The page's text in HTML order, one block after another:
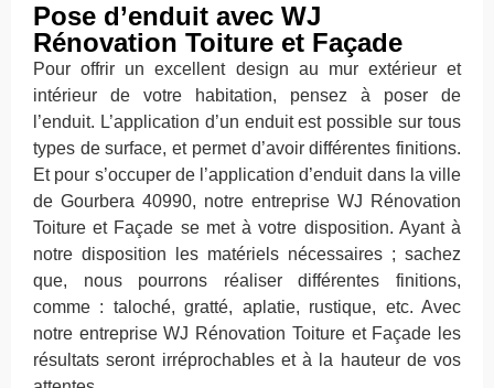
Pose d’enduit avec WJ
Rénovation Toiture et Façade
Pour offrir un excellent design au mur extérieur et
intérieur de votre habitation, pensez à poser de
l’enduit. L’application d’un enduit est possible sur tous
types de surface, et permet d’avoir différentes finitions.
Et pour s’occuper de l’application d’enduit dans la ville
de Gourbera 40990, notre entreprise WJ Rénovation
Toiture et Façade se met à votre disposition. Ayant à
notre disposition les matériels nécessaires ; sachez
que, nous pourrons réaliser différentes finitions,
comme : taloché, gratté, aplatie, rustique, etc. Avec
notre entreprise WJ Rénovation Toiture et Façade les
résultats seront irréprochables et à la hauteur de vos